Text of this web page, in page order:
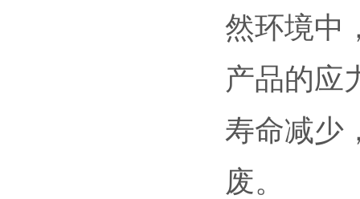
然环境中
产品的应
寿命减少
废。